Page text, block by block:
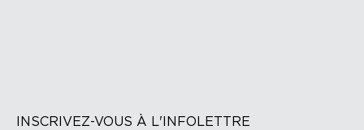
INSCRIVEZ-VOUS À L'INFOLETTRE